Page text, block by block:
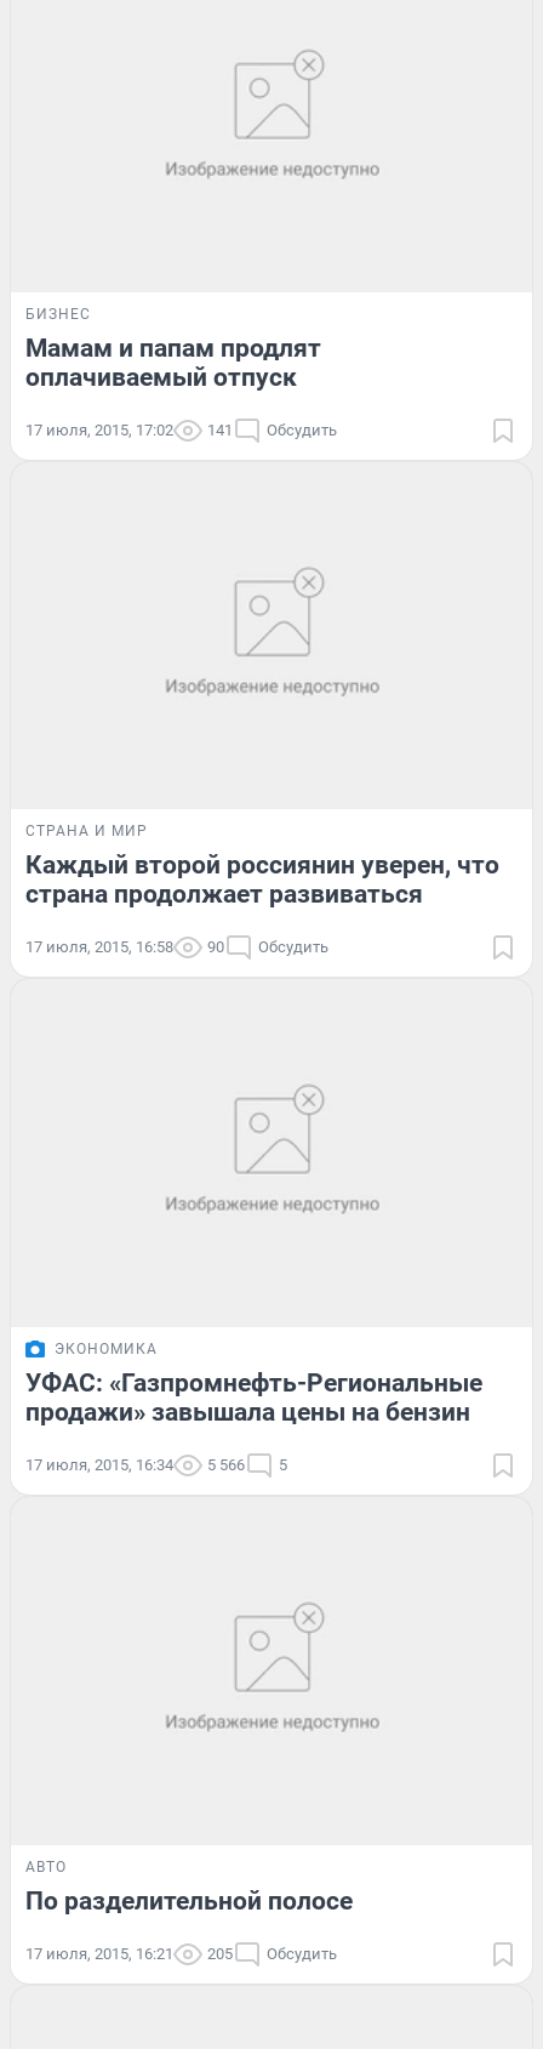
БИЗНЕС
Мамам и папам продлят
оплачиваемый отпуск
17 июля, 2015, 17:02 141 Обсудить
СТРАНА И МИР
Каждый второй россиянин уверен, что
страна продолжает развиваться
17 июля, 2015, 16:58 90 Обсудить
ЭКОНОМИКА
УФАС: «Газпромнефть-Региональные
продажи» завышала цены на бензин
17 июля, 2015, 16:34 5 566 5
АВТО
По разделительной полосе
17 июля, 2015, 16:21 205 Обсудить